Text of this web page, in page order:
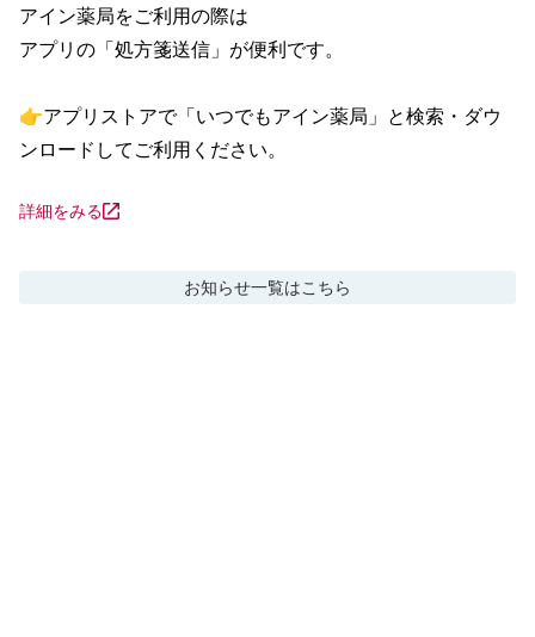
アイン薬局をご利用の際は
アプリの「処方箋送信」が便利です。
👉アプリストアで「いつでもアイン薬局」と検索・ダウ
ンロードしてご利用ください。
詳細をみる
お知らせ一覧はこちら